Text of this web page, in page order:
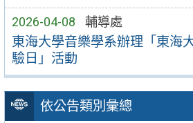
2026-04-08 輔導處
東海大學音樂學系辦理「東海
驗日」活動
依公告類別彙總